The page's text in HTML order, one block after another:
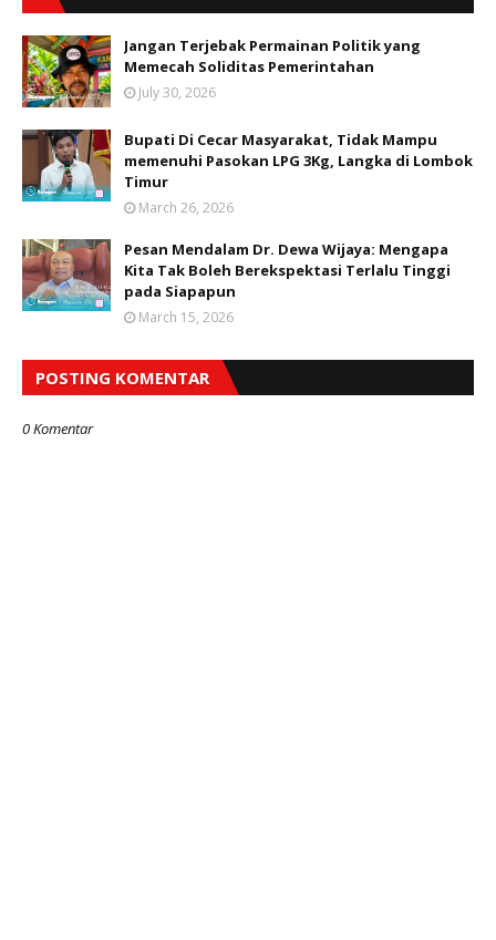
Jangan Terjebak Permainan Politik yang
Memecah Soliditas Pemerintahan
July 30, 2026
Bupati Di Cecar Masyarakat, Tidak Mampu
memenuhi Pasokan LPG 3Kg, Langka di Lombok
Timur
March 26, 2026
Pesan Mendalam Dr. Dewa Wijaya: Mengapa
Kita Tak Boleh Berekspektasi Terlalu Tinggi
pada Siapapun
March 15, 2026
POSTING KOMENTAR
0 Komentar